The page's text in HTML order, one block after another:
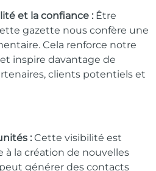
et la confiance : Être
gazette nous confère une
Cela renforce notre
inspire davantage de
clients potentiels et
: Cette visibilité est
la création de nouvelles
générer des contacts